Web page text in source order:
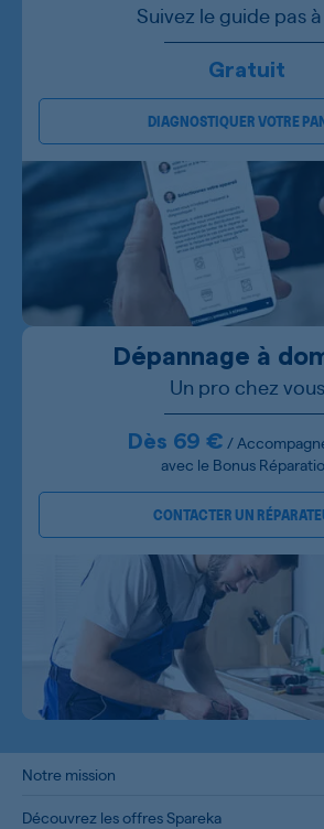
Suivez le guide pas
Gratuit
DIAGNOSTIQUER VOTRE
Dépannage à
Un pro chez vous
Dès 69 € /
avec le Bonus
CONTACTER UN
Notre mission
Découvrez les offres Spareka